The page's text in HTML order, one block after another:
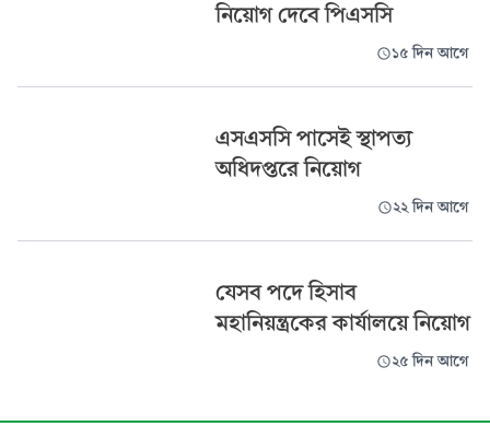
নিয়োগ দেবে পিএসসি
১৫ দিন আগে
এসএসসি পাসেই স্থাপত্য
অধিদপ্তরে নিয়োগ
২২ দিন আগে
যেসব পদে হিসাব
মহানিয়ন্ত্রকের কার্যালয়ে নিয়োগ
২৫ দিন আগে